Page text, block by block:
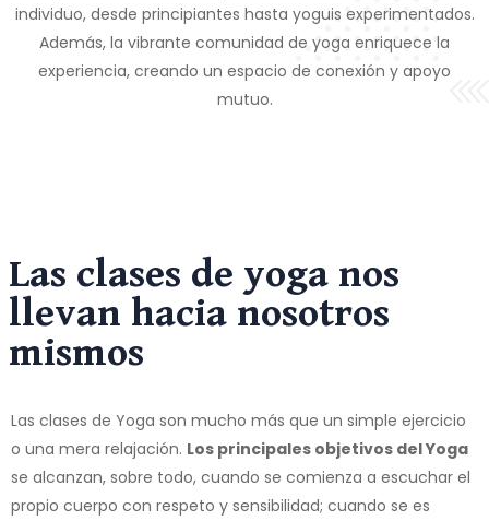
individuo, desde principiantes hasta yoguis experimentados.
Además, la vibrante comunidad de yoga enriquece la
experiencia, creando un espacio de conexión y apoyo
mutuo.
Las clases de yoga nos
llevan hacia nosotros
mismos
Las clases de Yoga son mucho más que un simple ejercicio
o una mera relajación. Los principales objetivos del Yoga
se alcanzan, sobre todo, cuando se comienza a escuchar el
propio cuerpo con respeto y sensibilidad; cuando se es